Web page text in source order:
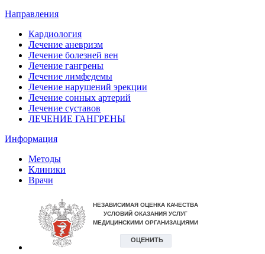
Направления
Кардиология
Лечение аневризм
Лечение болезней вен
Лечение гангрены
Лечение лимфедемы
Лечение нарушений эрекции
Лечение сонных артерий
Лечение суставов
ЛЕЧЕНИЕ ГАНГРЕНЫ
Информация
Методы
Клиники
Врачи